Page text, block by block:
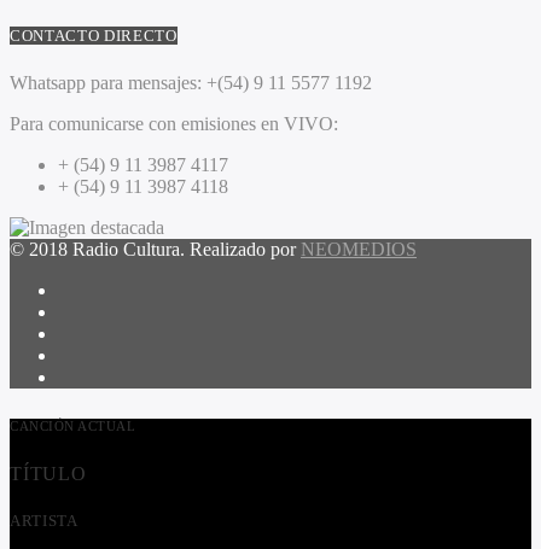
CONTACTO DIRECTO
Whatsapp para mensajes: +(54) 9 11 5577 1192
Para comunicarse con emisiones en VIVO:
+ (54) 9 11 3987 4117
+ (54) 9 11 3987 4118
© 2018 Radio Cultura. Realizado por NEOMEDIOS
CANCIÓN ACTUAL
TÍTULO
ARTISTA